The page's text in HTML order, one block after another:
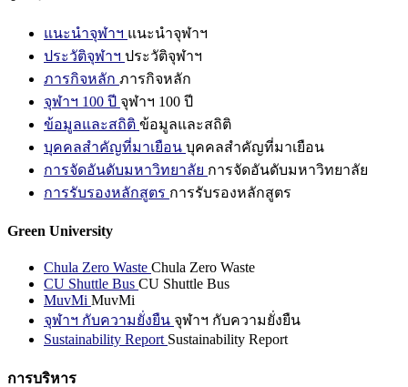
แนะนำจุฬาฯ แนะนำจุฬาฯ
ประวัติจุฬาฯ ประวัติจุฬาฯ
ภารกิจหลัก ภารกิจหลัก
จุฬาฯ 100 ปี จุฬาฯ 100 ปี
ข้อมูลและสถิติ ข้อมูลและสถิติ
บุคคลสำคัญที่มาเยือน บุคคลสำคัญที่มาเยือน
การจัดอันดับมหาวิทยาลัย การจัดอันดับมหาวิทยาลัย
การรับรองหลักสูตร การรับรองหลักสูตร
Green University
Chula Zero Waste Chula Zero Waste
CU Shuttle Bus CU Shuttle Bus
MuvMi MuvMi
จุฬาฯ กับความยั่งยืน จุฬาฯ กับความยั่งยืน
Sustainability Report Sustainability Report
การบริหาร